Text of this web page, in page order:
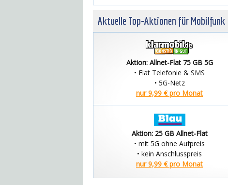
Aktuelle Top-Aktionen für Mobilfunk
Aktion: Allnet-Flat 75 GB 5G
• Flat Telefonie & SMS
• 5G-Netz
nur 9,99 € pro Monat
Aktion: 25 GB Allnet-Flat
• mit 5G ohne Aufpreis
• kein Anschlusspreis
nur 9,99 € pro Monat